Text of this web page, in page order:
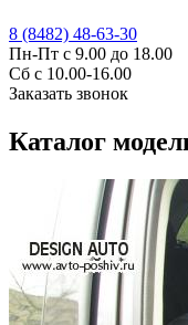
8 (8482) 48-63-30
Пн-Пт с 9.00 до 18.00
Сб с 10.00-16.00
Заказать звонок
Каталог